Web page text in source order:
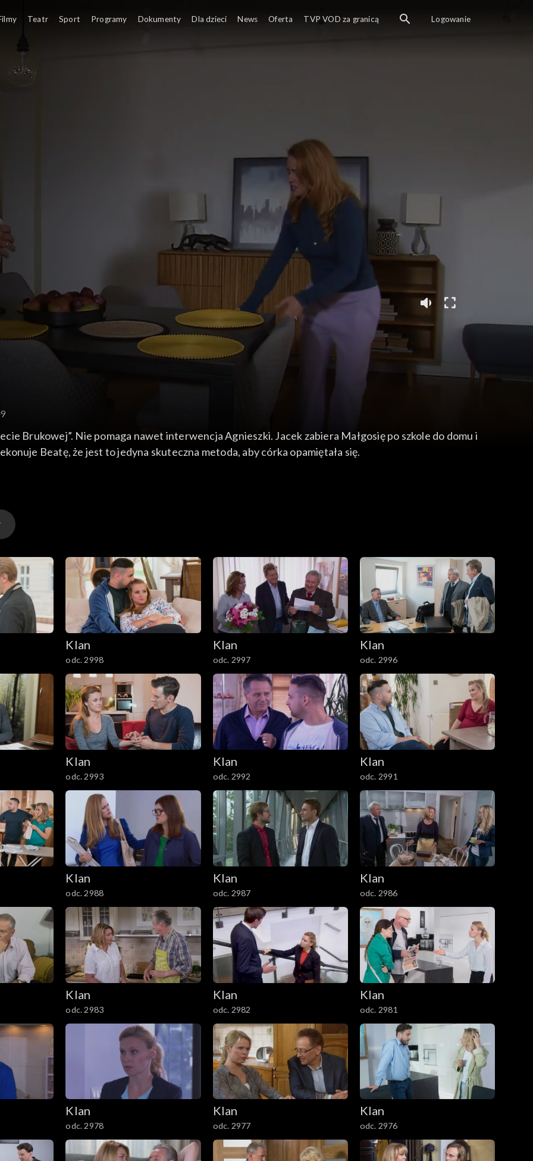
Brukowej”. Nie pomaga nawet interwencja Agnieszki. Jacek zabiera Małgosię po szkole do domu i
Beatę, że jest to jedyna skuteczna metoda, aby córka opamiętała się.
Klan
odc. 2998
Klan
odc. 2997
Klan
odc. 2996
Klan
odc. 2993
Klan
odc. 2992
Klan
odc. 2991
Klan
odc. 2988
Klan
odc. 2987
Klan
odc. 2986
Klan
odc. 2983
Klan
odc. 2982
Klan
odc. 2981
Klan
odc. 2978
Klan
odc. 2977
Klan
odc. 2976
Teatr Sport Programy Dokumenty Dla dzieci News Oferta TVP VOD za granicą Logowanie